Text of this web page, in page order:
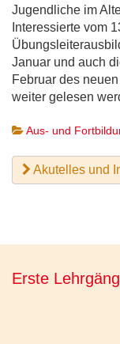
Jugendliche im
Interessierte vom
Januar und auch
Februar des
weiter gelesen
Aus- und
Akutelles und
Erste